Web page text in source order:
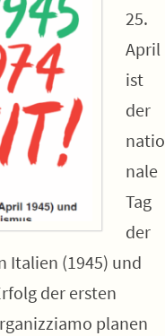
25.
April
ist
der
natio
nale
Tag
der
Italien (1945) und
der ersten
planen